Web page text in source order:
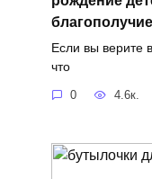
благополучие
Если вы верите
что
0 4.6к.